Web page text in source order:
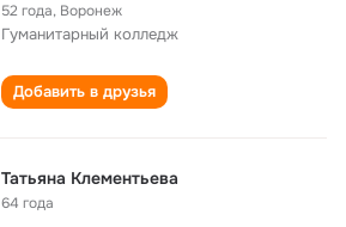
52 года, Воронеж
Гуманитарный колледж
Добавить в друзья
Татьяна Клементьева
64 года